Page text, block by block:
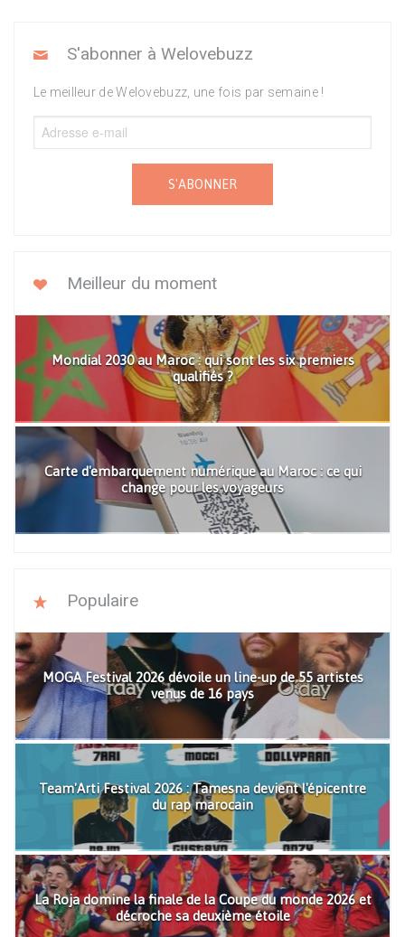
S'abonner à Welovebuzz
Le meilleur de Welovebuzz, une fois par semaine !
S'ABONNER
Meilleur du moment
Mondial 2030 au Maroc : qui sont les six premiers
qualifiés ?
Carte d'embarquement numérique au Maroc : ce qui
change pour les voyageurs
Populaire
MOGA Festival 2026 dévoile un line-up de 55 artistes
venus de 16 pays
Team'Arti Festival 2026 : Tamesna devient l'épicentre
du rap marocain
La Roja domine la finale de la Coupe du monde 2026 et
décroche sa deuxième étoile